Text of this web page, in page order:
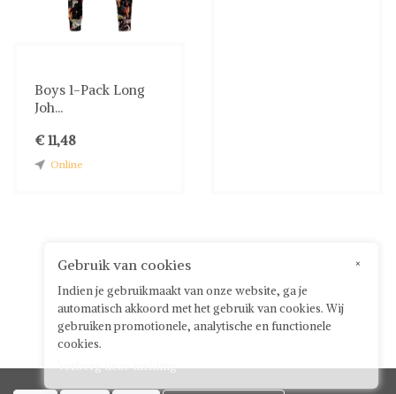
Boys 1-Pack Long
Joh...
€ 11,48
Online
×
Gebruik van cookies
Indien je gebruikmaakt van onze website, ga je
automatisch akkoord met het gebruik van cookies. Wij
gebruiken promotionele, analytische en functionele
cookies.
Verberg deze melding